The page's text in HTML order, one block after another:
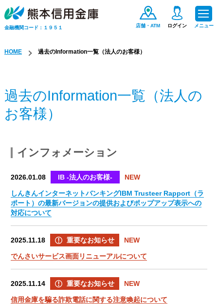
金融機関コード：１９５１ 店舗・ATM ログイン メニュー
保険商品
ログイン
くましんQ&A
HOME 過去のInformation一覧（法人のお客様）
過去のInformation一覧（法人の
お客様）
インフォメーション
2026.01.08 IB -法人のお客様- NEW
しんきんインターネットバンキングIBM Trusteer Rapport（ラ
ポート）の最新バージョンの提供およびポップアップ表示への
対応について
2025.11.18 重要なお知らせ NEW
でんさいサービス画面リニューアルについて
2025.11.14 重要なお知らせ NEW
信用金庫を騙る詐欺電話に関する注意喚起について